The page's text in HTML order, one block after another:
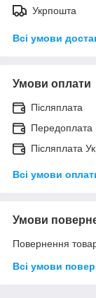
Укрпошта
Всі умови
Умови оплати
Післяплата
Передоплата
Післяплата
Всі умови
Умови
Повернення
Всі умови